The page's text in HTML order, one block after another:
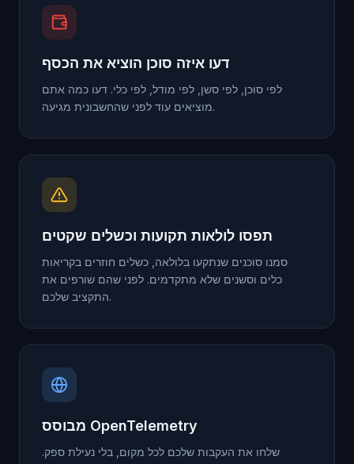
דעו איזה סוכן הוציא את הכסף
לפי סוכן, לפי סשן, לפי מודל, לפי כלי. דעו כמה אתם
מוציאים עוד לפני שהחשבונית מגיעה.
תפסו לולאות תקועות וכשלים שקטים
סמנו סוכנים שנתקעו בלולאה, כשלים חוזרים בקריאות
כלים וסשנים שלא מתקדמים. לפני שהם שורפים את
התקציב שלכם.
מבוסס OpenTelemetry
שלחו את העקבות שלכם לכל מקום, בלי נעילת ספק.